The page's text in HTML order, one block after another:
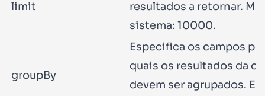
limit
resultados a retornar.
sistema: 10000.
groupBy
Especifica os campos
quais os resultados da
devem ser agrupados.